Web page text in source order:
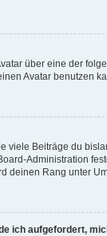
über eine der
Avatar benutzen
viele Beiträge du
Administration
deinen Rang unter
ich aufgefordert,